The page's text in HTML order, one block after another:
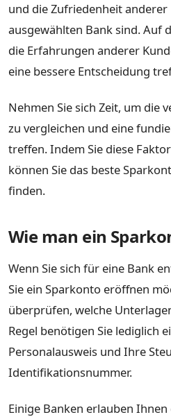
und die Zufriedenheit
ausgewählten Bank sind. Auf
die Erfahrungen anderer
eine bessere Entscheidung
Nehmen Sie sich Zeit, um die
zu vergleichen und eine
treffen. Indem Sie diese
können Sie das beste
finden.
Wie man ein
Wenn Sie sich für eine Bank
Sie ein Sparkonto eröffnen
überprüfen, welche
Regel benötigen Sie lediglich
Personalausweis und Ihre
Identifikationsnummer.
Einige Banken erlauben